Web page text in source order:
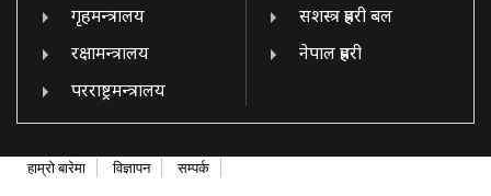
गृहमन्त्रालय
रक्षामन्त्रालय
परराष्ट्रमन्त्रालय
सशस्त्र प्रहरी बल
नेपाल प्रहरी
हाम्रो बारेमा विज्ञापन सम्पर्क